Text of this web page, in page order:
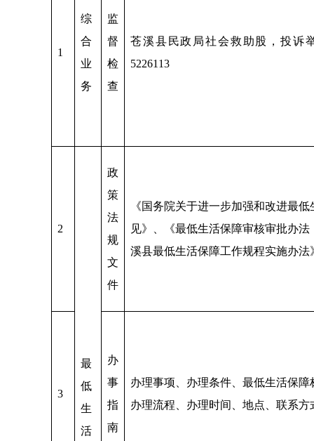
1
综
合
业
务
监
督
检
查
苍溪县民政局社会救助股，投诉
5226113
2
最
低
生
活
政
策
法
规
文
件
《国务院关于进一步加强和改进最
见》、《最低生活保障审核审批办
溪县最低生活保障工作规程实施办法
3
办
事
指
南
办理事项、办理条件、最低生活保障
办理流程、办理时间、地点、联系方